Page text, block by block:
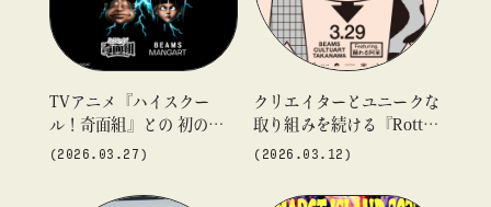
blog blog blog
TVアニメ『ハイスクー
ル！奇面組』との 初のコ
ラボレーション！3月27日
(2026.03.27)
クリエイターとユニークな
取り組みを続ける『Rotten
Donuts』のPOP UPイベン
(2026.03.12)